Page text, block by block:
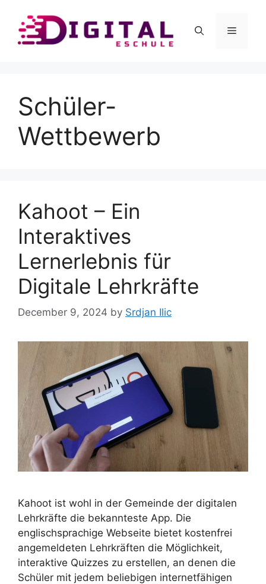
content
Menu
Schüler-
Wettbewerb
Kahoot – Ein
Interaktives
Lernerlebnis für
Digitale Lehrkräfte
December 9, 2024 by Srdjan Ilic
Kahoot ist wohl in der Gemeinde der digitalen
Lehrkräfte die bekannteste App. Die
englischsprachige Webseite bietet kostenfrei
angemeldeten Lehrkräften die Möglichkeit,
interaktive Quizzes zu erstellen, an denen die
Schüler mit jedem beliebigen internetfähigen